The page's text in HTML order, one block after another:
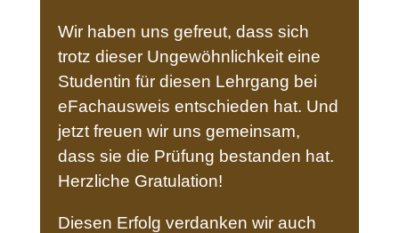
Wir haben uns gefreut, dass sich
trotz dieser Ungewöhnlichkeit eine
Studentin für diesen Lehrgang bei
eFachausweis entschieden hat. Und
jetzt freuen wir uns gemeinsam,
dass sie die Prüfung bestanden hat.
Herzliche Gratulation!
Diesen Erfolg verdanken wir auch